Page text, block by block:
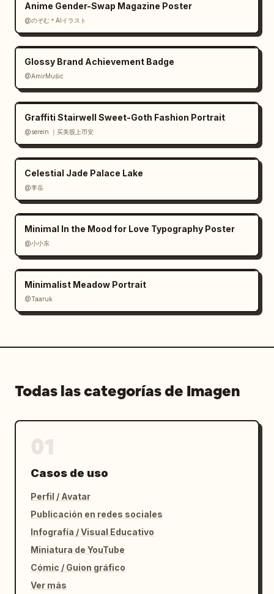
Anime Gender-Swap Magazine Poster
@のぞむ＊AIイラスト
Glossy Brand Achievement Badge
@AmirMušić
Graffiti Stairwell Sweet-Goth Fashion Portrait
@serein ｜买美股上币安
Celestial Jade Palace Lake
@李岳
Minimal In the Mood for Love Typography Poster
@小小东
Minimalist Meadow Portrait
@Taaruk
Todas las categorías de Imagen
Casos de uso
Perfil / Avatar
Publicación en redes sociales
Infografía / Visual Educativo
Miniatura de YouTube
Cómic / Guion gráfico
Ver más